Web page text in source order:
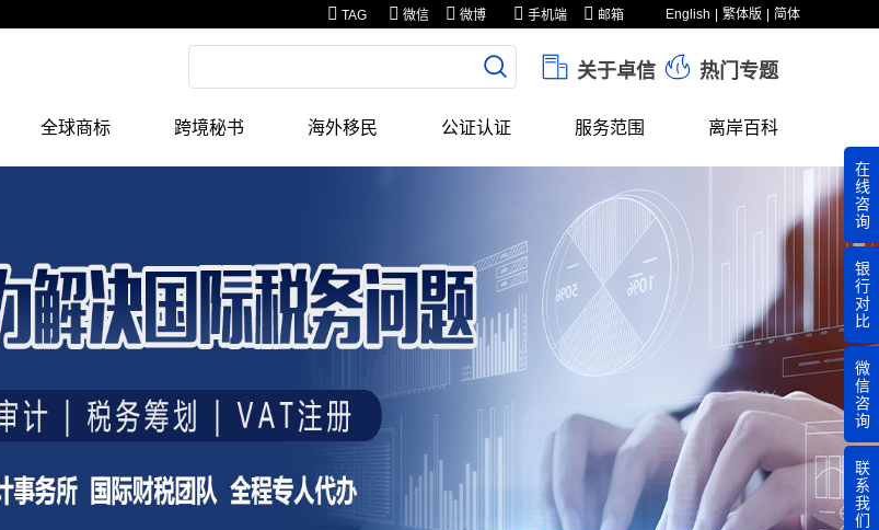
English 繁体版 简体
TAG 微信 微博 手机端 邮箱
关于卓信 热门专题
全球商标 跨境秘书 海外移民 公证认证 服务范围 离岸百科
在
线
咨
询
银
行
对
比
微
信
咨
询
联
系
我
们